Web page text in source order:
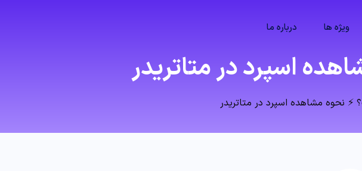
ویژه ها درباره ما
اسپرد در متاتریدر
نحوه مشاهده اسپرد در متاتریدر